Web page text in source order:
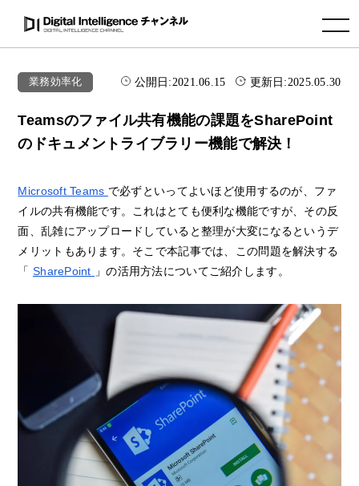
toggle navigation
業務効率化 公開日:2021.06.15 更新日:2025.05.30
Teamsのファイル共有機能の課題をSharePoint
のドキュメントライブラリー機能で解決！
Microsoft Teams で必ずといってよいほど使用するのが、ファ
イルの共有機能です。これはとても便利な機能ですが、その反
面、乱雑にアップロードしていると整理が大変になるというデ
メリットもあります。そこで本記事では、この問題を解決する
「 SharePoint 」の活用方法についてご紹介します。